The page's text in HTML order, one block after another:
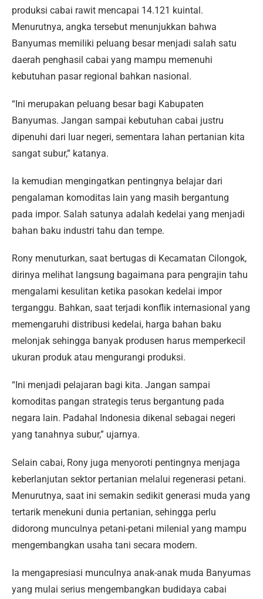
produksi cabai rawit mencapai 14.121 kuintal.
Menurutnya, angka tersebut menunjukkan bahwa
Banyumas memiliki peluang besar menjadi salah satu
daerah penghasil cabai yang mampu memenuhi
kebutuhan pasar regional bahkan nasional.
“Ini merupakan peluang besar bagi Kabupaten
Banyumas. Jangan sampai kebutuhan cabai justru
dipenuhi dari luar negeri, sementara lahan pertanian kita
sangat subur,” katanya.
Ia kemudian mengingatkan pentingnya belajar dari
pengalaman komoditas lain yang masih bergantung
pada impor. Salah satunya adalah kedelai yang menjadi
bahan baku industri tahu dan tempe.
Rony menuturkan, saat bertugas di Kecamatan Cilongok,
dirinya melihat langsung bagaimana para pengrajin tahu
mengalami kesulitan ketika pasokan kedelai impor
terganggu. Bahkan, saat terjadi konflik internasional yang
memengaruhi distribusi kedelai, harga bahan baku
melonjak sehingga banyak produsen harus memperkecil
ukuran produk atau mengurangi produksi.
“Ini menjadi pelajaran bagi kita. Jangan sampai
komoditas pangan strategis terus bergantung pada
negara lain. Padahal Indonesia dikenal sebagai negeri
yang tanahnya subur,” ujarnya.
Selain cabai, Rony juga menyoroti pentingnya menjaga
keberlanjutan sektor pertanian melalui regenerasi petani.
Menurutnya, saat ini semakin sedikit generasi muda yang
tertarik menekuni dunia pertanian, sehingga perlu
didorong munculnya petani-petani milenial yang mampu
mengembangkan usaha tani secara modern.
Ia mengapresiasi munculnya anak-anak muda Banyumas
yang mulai serius mengembangkan budidaya cabai